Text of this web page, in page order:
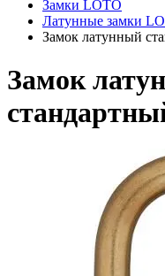
Замки LOTO
Латунные замки
Замок латунный
Замок